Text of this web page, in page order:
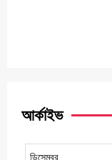
আর্কাইভ